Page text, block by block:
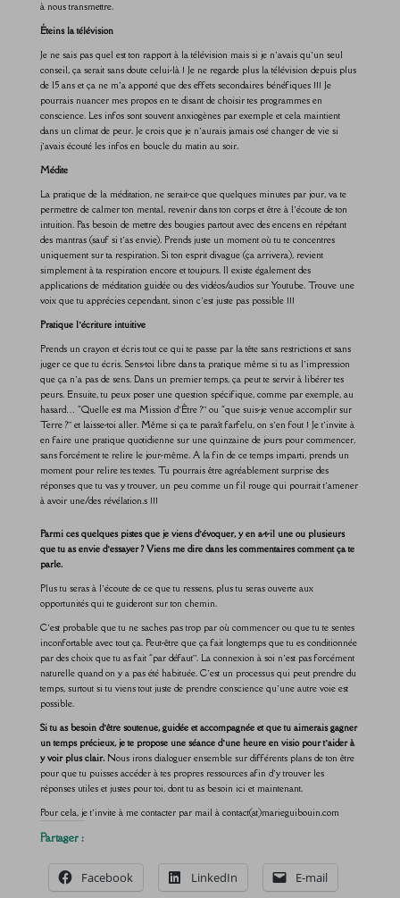
à nous transmettre.
Éteins la télévision
Je ne sais pas quel est ton rapport à la télévision mais si je n’avais qu’un seul
conseil, ça serait sans doute celui-là ! Je ne regarde plus la télévision depuis plus
de 15 ans et ça ne m’a apporté que des effets secondaires bénéfiques !!! Je
pourrais nuancer mes propos en te disant de choisir tes programmes en
conscience. Les infos sont souvent anxiogènes par exemple et cela maintient
dans un climat de peur. Je crois que je n’aurais jamais osé changer de vie si
j’avais écouté les infos en boucle du matin au soir.
Médite
La pratique de la méditation, ne serait-ce que quelques minutes par jour, va te
permettre de calmer ton mental, revenir dans ton corps et être à l’écoute de ton
intuition. Pas besoin de mettre des bougies partout avec des encens en répétant
des mantras (sauf si t’as envie). Prends juste un moment où tu te concentres
uniquement sur ta respiration. Si ton esprit divague (ça arrivera), revient
simplement à ta respiration encore et toujours. Il existe également des
applications de méditation guidée ou des vidéos/audios sur Youtube. Trouve une
voix que tu apprécies cependant, sinon c’est juste pas possible !!!
Pratique l’écriture intuitive
Prends un crayon et écris tout ce qui te passe par la tête sans restrictions et sans
juger ce que tu écris. Sens-toi libre dans ta pratique même si tu as l’impression
que ça n’a pas de sens. Dans un premier temps, ça peut te servir à libérer tes
peurs. Ensuite, tu peux poser une question spécifique, comme par exemple, au
hasard… “Quelle est ma Mission d’Être ?” ou “que suis-je venue accomplir sur
Terre ?” et laisse-toi aller. Même si ça te paraît farfelu, on s’en fout ! Je t’invite à
en faire une pratique quotidienne sur une quinzaine de jours pour commencer,
sans forcément te relire le jour-même. A la fin de ce temps imparti, prends un
moment pour relire tes textes. Tu pourrais être agréablement surprise des
réponses que tu vas y trouver, un peu comme un fil rouge qui pourrait t’amener
à avoir une/des révélation.s !!!
Parmi ces quelques pistes que je viens d’évoquer, y en a-t-il une ou plusieurs
que tu as envie d’essayer ? Viens me dire dans les commentaires comment ça te
parle.
Plus tu seras à l’écoute de ce que tu ressens, plus tu seras ouverte aux
opportunités qui te guideront sur ton chemin.
C’est probable que tu ne saches pas trop par où commencer ou que tu te sentes
inconfortable avec tout ça. Peut-être que ça fait longtemps que tu es conditionnée
par des choix que tu as fait “par défaut”. La connexion à soi n’est pas forcément
naturelle quand on y a pas été habituée. C’est un processus qui peut prendre du
temps, surtout si tu viens tout juste de prendre conscience qu’une autre voie est
possible.
Si tu as besoin d’être soutenue, guidée et accompagnée et que tu aimerais gagner
un temps précieux, je te propose une séance d’une heure en visio pour t’aider à
y voir plus clair.Nous irons dialoguer ensemble sur différents plans de ton être
pour que tu puisses accéder à tes propres ressources afin d’y trouver les
réponses utiles et justes pour toi, dont tu as besoin ici et maintenant.
Pour cela, je t’invite à me contacter par mail à contact(at)marieguibouin.com
Partager :
Facebook LinkedIn E-mail